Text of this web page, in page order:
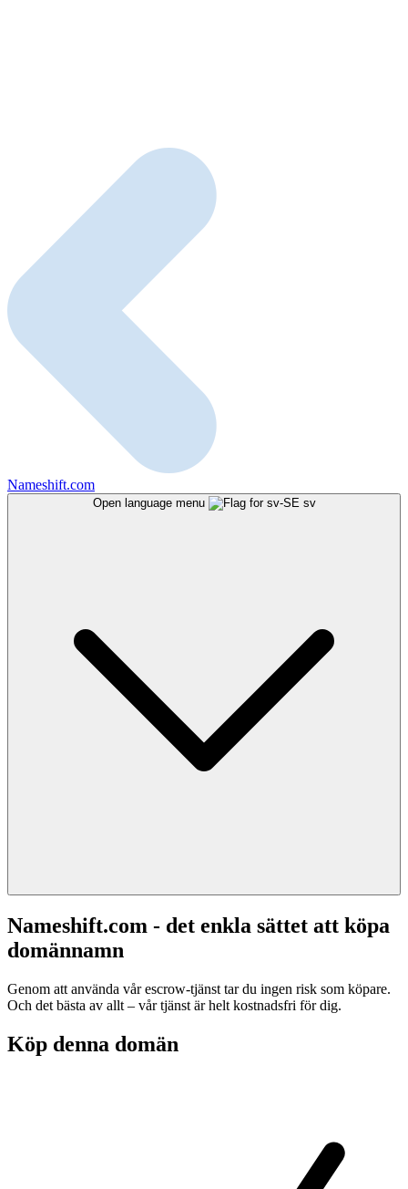
Nameshift.com
Open language menu sv
Nameshift.com - det enkla sättet att köpa
domännamn
Genom att använda vår escrow-tjänst tar du ingen risk som köpare.
Och det bästa av allt – vår tjänst är helt kostnadsfri för dig.
Köp denna domän